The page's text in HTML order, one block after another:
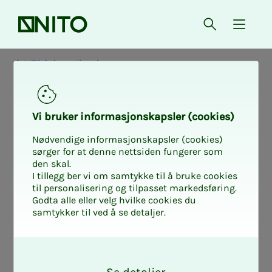
Forsiden Åpne søk
{
NITO Oslo og Akershus
Ak­­­ti­vi­­­tet i Oslo
og Akers­hus - fy­­­
sisk og di­­­gi­talt
Vi bru­ker in­for­ma­sjons­kaps­ler (cookies)
Nødvendige informasjonskapsler (cookies)
sørger for at denne nettsiden fungerer som
den skal.
I tillegg ber vi om samtykke til å bruke cookies
til personalisering og tilpasset markedsføring.
Godta alle eller velg hvilke cookies du
samtykker til ved å se detaljer.